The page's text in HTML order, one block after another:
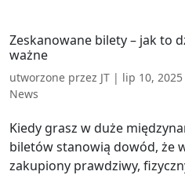
Zeskanowane bilety – jak to
ważne
utworzone przez JT | lip 10, 2025
News
Kiedy grasz w duże
biletów stanowią dowód, że
zakupiony prawdziwy,